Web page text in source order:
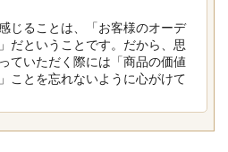
じることは、「お客様のオーデ
だということです。だから、思
ていただく際には「商品の価値
ことを忘れないように心がけて